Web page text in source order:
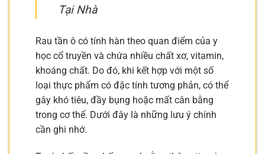
Tại Nhà
Rau tần ô có tính hàn theo quan điểm của y
học cổ truyền và chứa nhiều chất xơ, vitamin,
khoáng chất. Do đó, khi kết hợp với một số
loại thực phẩm có đặc tính tương phản, có thể
gây khó tiêu, đầy bụng hoặc mất cân bằng
trong cơ thể. Dưới đây là những lưu ý chính
cần ghi nhớ.